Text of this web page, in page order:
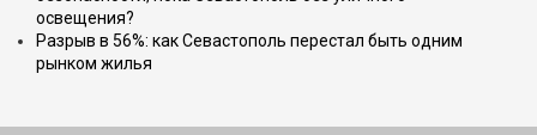
освещения?
Разрыв в 56%: как Севастополь перестал быть одним
рынком жилья